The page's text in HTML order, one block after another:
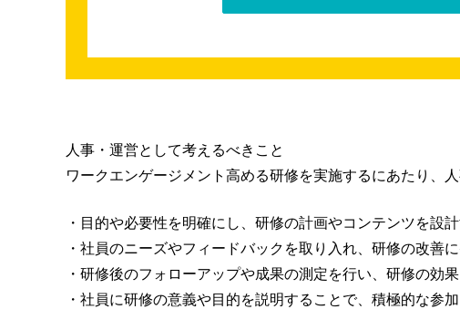
人事・運営として考えるべきこと
ワークエンゲージメント高める研修を実施するにあたり、
・目的や必要性を明確にし、研修の計画やコンテンツを設
・社員のニーズやフィードバックを取り入れ、研修の改善
・研修後のフォローアップや成果の測定を行い、研修の効
・社員に研修の意義や目的を説明することで、積極的な参